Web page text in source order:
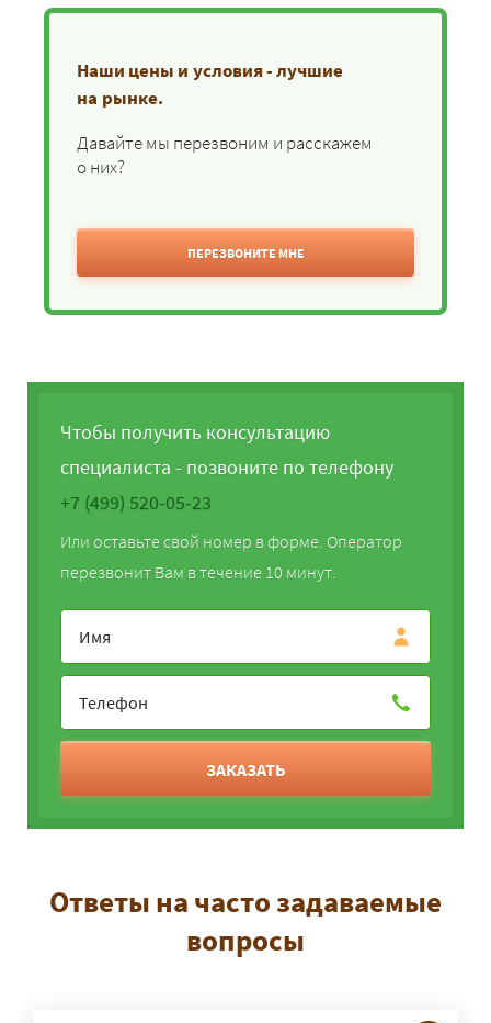
Наши цены и условия - лучшие
на рынке.
Давайте мы перезвоним и расскажем
о них?
ПЕРЕЗВОНИТЕ МНЕ
Чтобы получить консультацию
специалиста - позвоните по телефону
+7 (499) 520-05-23
Или оставьте свой номер в форме. Оператор
перезвонит Вам в течение 10 минут.
ЗАКАЗАТЬ
Ответы на часто задаваемые
вопросы